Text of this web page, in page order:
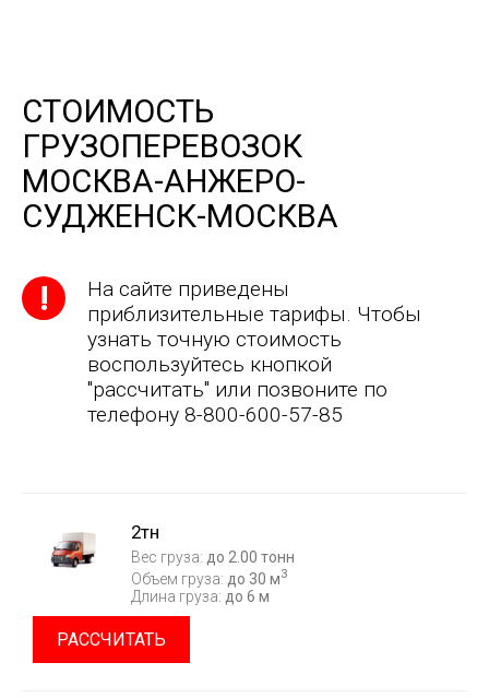
СТОИМОСТЬ
ГРУЗОПЕРЕВОЗОК
МОСКВА-АНЖЕРО-
СУДЖЕНСК-МОСКВА
На сайте приведены
приблизительные тарифы. Чтобы
узнать точную стоимость
воспользуйтесь кнопкой
"рассчитать" или позвоните по
телефону 8-800-600-57-85
2тн
Вес груза: до 2.00 тонн
Объем груза: до 30 м3
Длина груза: до 6 м
РАССЧИТАТЬ